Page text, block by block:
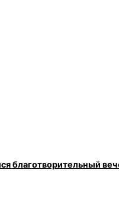
благотворительный